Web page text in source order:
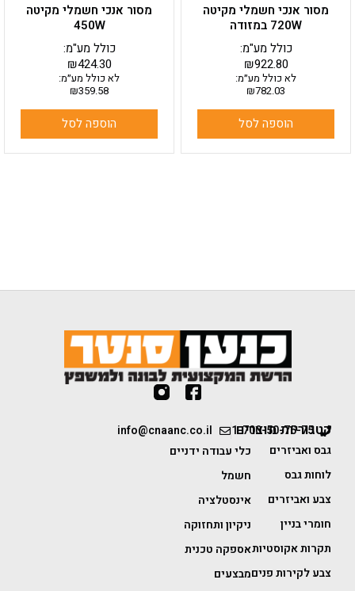
מסור אנכי חשמלי מקיטה
720W במזודה
₪922.80
כולל מע"מ:
לא כולל מע״מ:
₪782.03
הוספה לסל
מסור אנכי חשמלי מקיטה
450W
₪424.30
כולל מע"מ:
לא כולל מע״מ:
₪359.58
הוספה לסל
1-700-50-75-75
info@cnaanc.co.il קטגוריות מוצרים
גבס ואביזרים
לוחות גבס
צבע ואביזרים
חומרי בניין
תקרות אקוסטיות
צבע לקירות פנים
כלי עבודה ידניים
חשמל
אינסטלציה
ניקיון ותחזוקה
אספקה טכנית
מבצעים